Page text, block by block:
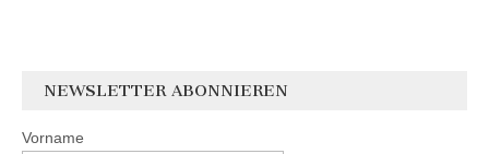
NEWSLETTER ABONNIEREN
Vorname